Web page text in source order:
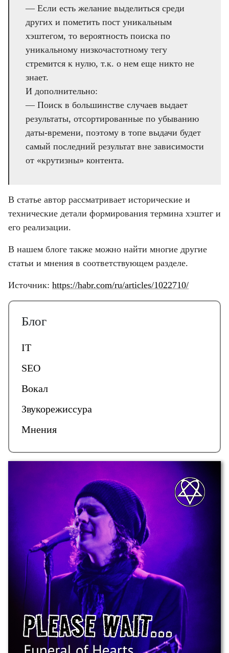
— Если есть желание выделиться среди
других и пометить пост уникальным
хэштегом, то вероятность поиска по
уникальному низкочастотному тегу
стремится к нулю, т.к. о нем еще никто не
знает.
И дополнительно:
— Поиск в большинстве случаев выдает
результаты, отсортированные по убыванию
даты-времени, поэтому в топе выдачи будет
самый последний результат вне зависимости
от «крутизны» контента.
В статье автор рассматривает исторические и
технические детали формирования термина хэштег и
его реализации.
В нашем блоге также можно найти многие другие
статьи и мнения в соответствующем разделе.
Источник: https://habr.com/ru/articles/1022710/
Блог
IT
SEO
Вокал
Звукорежиссура
Мнения